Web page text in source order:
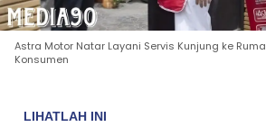
Astra Motor Natar Layani Servis Kunjung ke
Konsumen